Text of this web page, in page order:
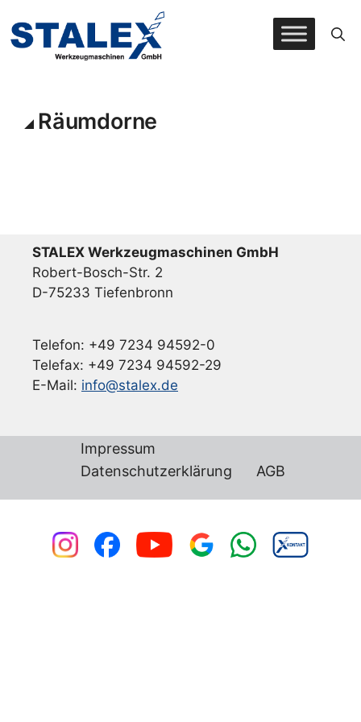
Inhalt
springen
Räumdorne
STALEX Werkzeugmaschinen GmbH
Robert-Bosch-Str. 2
D-75233 Tiefenbronn
Telefon: +49 7234 94592-0
Telefax: +49 7234 94592-29
E-Mail: info@stalex.de
Impressum
Datenschutzerklärung
AGB